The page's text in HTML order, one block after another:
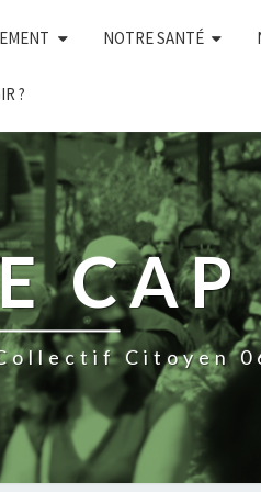
NOTRE SANTÉ
?
Citoyen